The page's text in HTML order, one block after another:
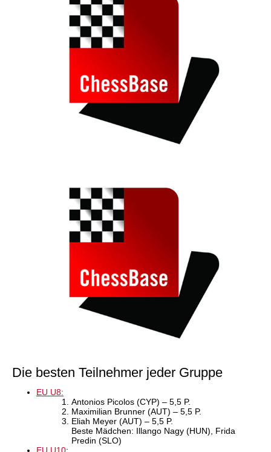
Die besten Teilnehmer jeder Gruppe
EU U8:
Antonios Picolos (CYP) – 5,5 P.
Maximilian Brunner (AUT) – 5,5 P.
Eliah Meyer (AUT) – 5,5 P.
Beste Mädchen: Illango Nagy (HUN), Frida
Predin (SLO)